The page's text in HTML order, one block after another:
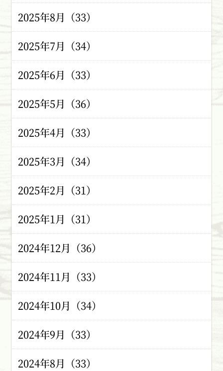
2025年8月（33）
2025年7月（34）
2025年6月（33）
2025年5月（36）
2025年4月（33）
2025年3月（34）
2025年2月（31）
2025年1月（31）
2024年12月（36）
2024年11月（33）
2024年10月（34）
2024年9月（33）
2024年8月（33）